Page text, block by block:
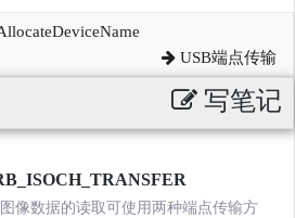
USB端点传输
写笔记
像数据的读取可使用两种端点传输方